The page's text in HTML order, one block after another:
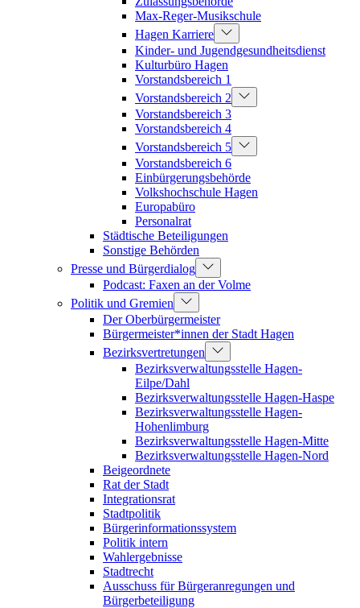
Max-Reger-Musikschule
Hagen Karriere
Kinder- und Jugendgesundheitsdienst
Kulturbüro Hagen
Vorstandsbereich 1
Vorstandsbereich 2
Vorstandsbereich 3
Vorstandsbereich 4
Vorstandsbereich 5
Vorstandsbereich 6
Einbürgerungsbehörde
Volkshochschule Hagen
Europabüro
Personalrat
Städtische Beteiligungen
Sonstige Behörden
Presse und Bürgerdialog
Podcast: Faxen an der Volme
Politik und Gremien
Der Oberbürgermeister
Bürgermeister*innen der Stadt Hagen
Bezirksvertretungen
Bezirksverwaltungsstelle Hagen-
Eilpe/Dahl
Bezirksverwaltungsstelle Hagen-Haspe
Bezirksverwaltungsstelle Hagen-
Hohenlimburg
Bezirksverwaltungsstelle Hagen-Mitte
Bezirksverwaltungsstelle Hagen-Nord
Beigeordnete
Rat der Stadt
Integrationsrat
Stadtpolitik
Bürgerinformationssystem
Politik intern
Wahlergebnisse
Stadtrecht
Ausschuss für Bürgeranregungen und
Bürgerbeteiligung